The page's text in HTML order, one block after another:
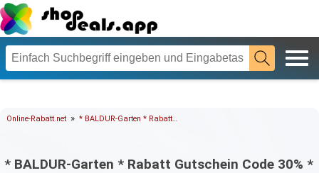
Online-Rabatt.net » * BALDUR-Garten * Rabatt…
* BALDUR-Garten * Rabatt Gutschein Code 30% *